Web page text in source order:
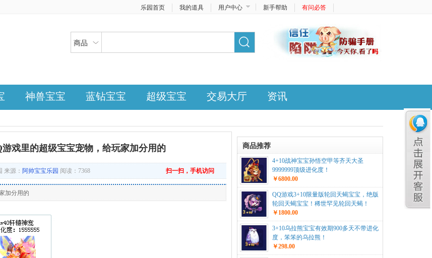
乐园首页 我的道具 用户中心 新手帮助 有问必答
商品
神兽宝宝 蓝钻宝宝 超级宝宝 交易大厅 资讯
戏里的超级宝宝宠物，给玩家加分用的
来源： 阿帅宝宝乐园 阅读：7368 扫一扫，手机访问
加分用的
商品推荐
4+10战神宝宝孙悟空甲等齐天大圣
9999999顶级进化度！
￥6800.00
QQ游戏3+10限量版轮回天蝎宝宝，绝版
轮回天蝎宝宝！稀世罕见轮回天蝎！
￥1800.00
3+10乌拉熊宝宝有效期900多天不带进化
度，笨笨的乌拉熊！
￥298.00